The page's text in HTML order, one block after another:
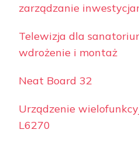
zarządzanie
Telewizja dla
wdrożenie i montaż
Neat Board 32
Urządzenie
L6270